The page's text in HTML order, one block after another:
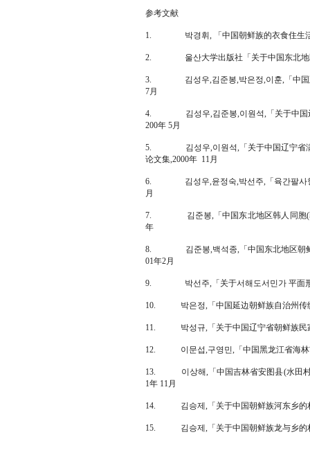
参考文献
1. 박경휘, 「中国朝鲜族的衣食住生活
2. 울산大学出版社「关于中国东北地区
3. 김성우,김준봉,박은정,이훈,「中国延
7月
4. 김성우,김준봉,이원석,「关于中国辽
200年 5月
5. 김성우,이원석,「关于中国辽宁省满洲
论文集,2000年 11月
6. 김성우,윤정숙,박선주,「육간팔사형
月
7. 김준봉,「中国东北地区韩人同胞(朝
年
8. 김준봉,백석종,「中国东北地区朝鲜族
01年2月
9. 박선주,「关于서해도서민가 平面形式
10. 박은정,「中国延边朝鲜族自治州传统
11. 박성규,「关于中国辽宁省朝鲜族民家
12. 이문섭,구영민,「中国黑龙江省海林市
13. 이상해,「中国吉林省安图县(水田村)
1年 11月
14. 김승제,「关于中国朝鲜族河东乡的村
15. 김승제,「关于中国朝鲜族龙与乡的村